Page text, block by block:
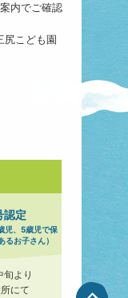
内でご確認
尻こども園
認定
児、5歳児で保
るお子さん）
旬より
にて